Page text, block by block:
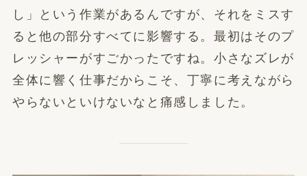
し」という作業があるんですが、それをミスす
ると他の部分すべてに影響する。最初はそのプ
レッシャーがすごかったですね。小さなズレが
全体に響く仕事だからこそ、丁寧に考えながら
やらないといけないなと痛感しました。